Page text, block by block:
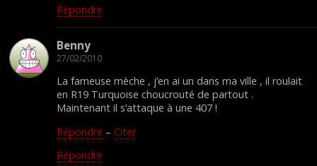
Répondre
Benny
27/02/2010
La fameuse mèche , j’en ai un dans ma ville , il roulait
en R19 Turquoise choucrouté de partout .
Maintenant il s’attaque à une 407 !
Répondre – Citer
Répondre